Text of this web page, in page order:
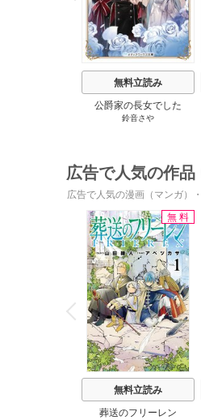
無料立読み
公爵家の長女でした
鈴音さや
広告で人気の作品
広告で人気の漫画（マンガ）
P
r
e
v
i
o
u
s
無料
無料立読み
葬送のフリーレン